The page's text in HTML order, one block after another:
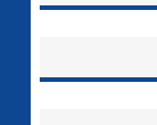
לכל מוצרי היצרן